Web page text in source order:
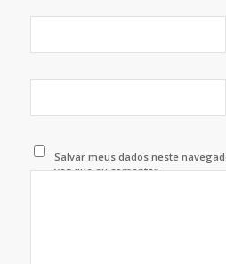
Salvar meus dados neste
vez que eu comentar.